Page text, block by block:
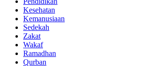
Kesehatan
Kemanusiaan
Sedekah
Zakat
Wakaf
Ramadhan
Qurban